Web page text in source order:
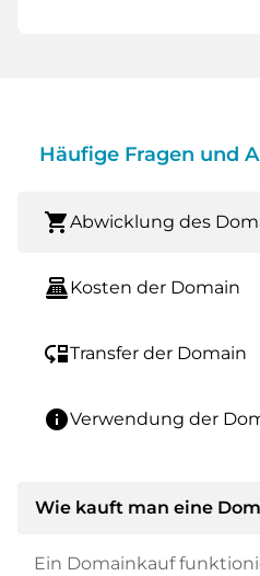
Häufige Fragen und
shopping_cartAbwicklung des
point_of_saleKosten der Domain
move_downTransfer der Domain
infoVerwendung der
Wie kauft man eine
Ein Domainkauf